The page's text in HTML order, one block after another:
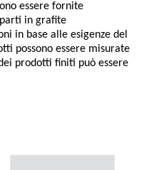
essere fornite
in grafite
in base alle esigenze del
possono essere misurate
prodotti finiti può essere